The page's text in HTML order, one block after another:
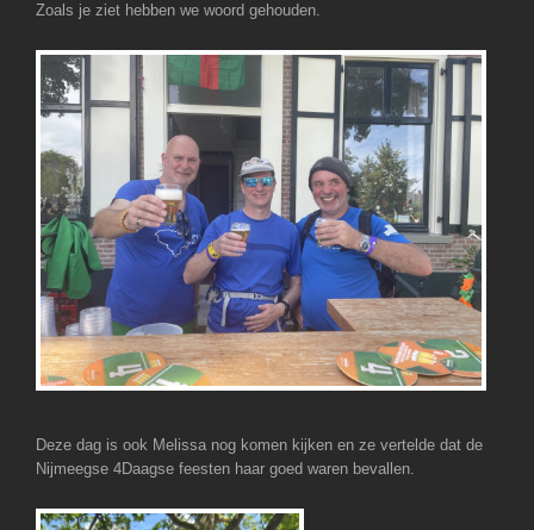
Zoals je ziet hebben we woord gehouden.
Deze dag is ook Melissa nog komen kijken en ze vertelde dat de
Nijmeegse 4Daagse feesten haar goed waren bevallen.